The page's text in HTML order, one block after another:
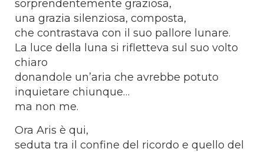
sorprendentemente graziosa,
una grazia silenziosa, composta,
che contrastava con il suo pallore lunare.
La luce della luna si rifletteva sul suo volto
chiaro
donandole un’aria che avrebbe potuto
inquietare chiunque…
ma non me.
Ora Aris è qui,
seduta tra il confine del ricordo e quello del